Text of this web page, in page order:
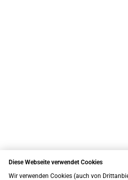
Diese Webseite verwendet Cookies
Wir verwenden Cookies (auch von